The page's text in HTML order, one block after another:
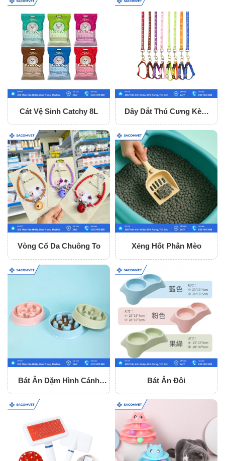
Cát Vệ Sinh Catchy 8L
Dây Dắt Thú Cưng Kèm
Vòng Cổ Da Chuông To Xẻng Hốt Phân Mèo
Bát Ăn Dặm Hình Cánh
Bát Ăn Đôi